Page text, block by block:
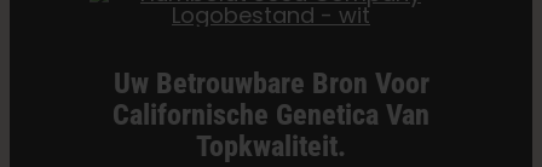
Uw Betrouwbare Bron Voor
Californische Genetica Van
Topkwaliteit.